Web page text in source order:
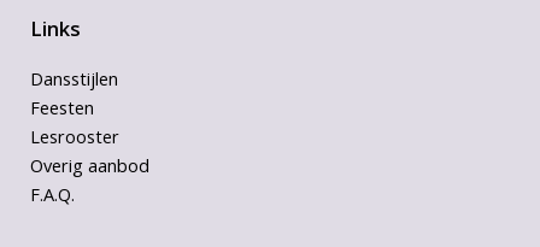
Links
Dansstijlen
Feesten
Lesrooster
Overig aanbod
F.A.Q.